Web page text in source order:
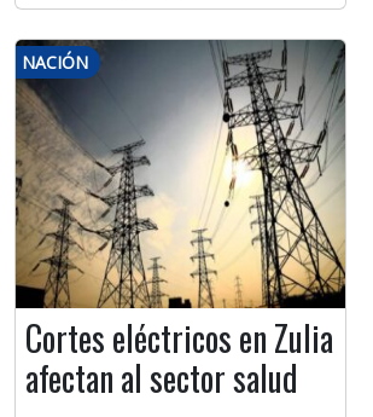
NACIÓN
Cortes eléctricos en Zulia
afectan al sector salud